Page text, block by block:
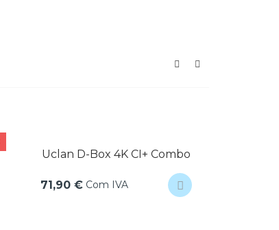
Uclan D-Box 4K CI+ Combo
71,90 € Com IVA